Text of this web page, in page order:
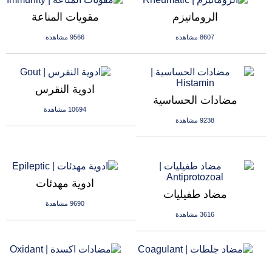
مقويات المناعة
9566 مشاهدة
الروماتيزم
8607 مشاهدة
ادوية النقرس
10694 مشاهدة
مضادات الحساسية
9238 مشاهدة
ادوية مهدئات
9690 مشاهدة
مضاد طفيليات
3616 مشاهدة